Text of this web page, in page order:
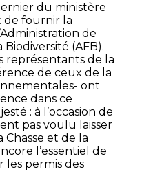
du ministère
de fournir la
de
Biodiversité (AFB).
représentants de la
de ceux de la
ont
dans ce
: à l’occasion de
pas voulu laisser
Chasse et de la
l’essentiel de
les permis des